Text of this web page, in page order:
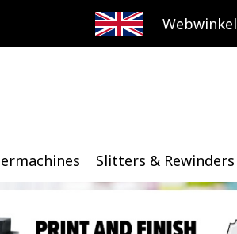
Webwinkel
Slitters & Rewinders